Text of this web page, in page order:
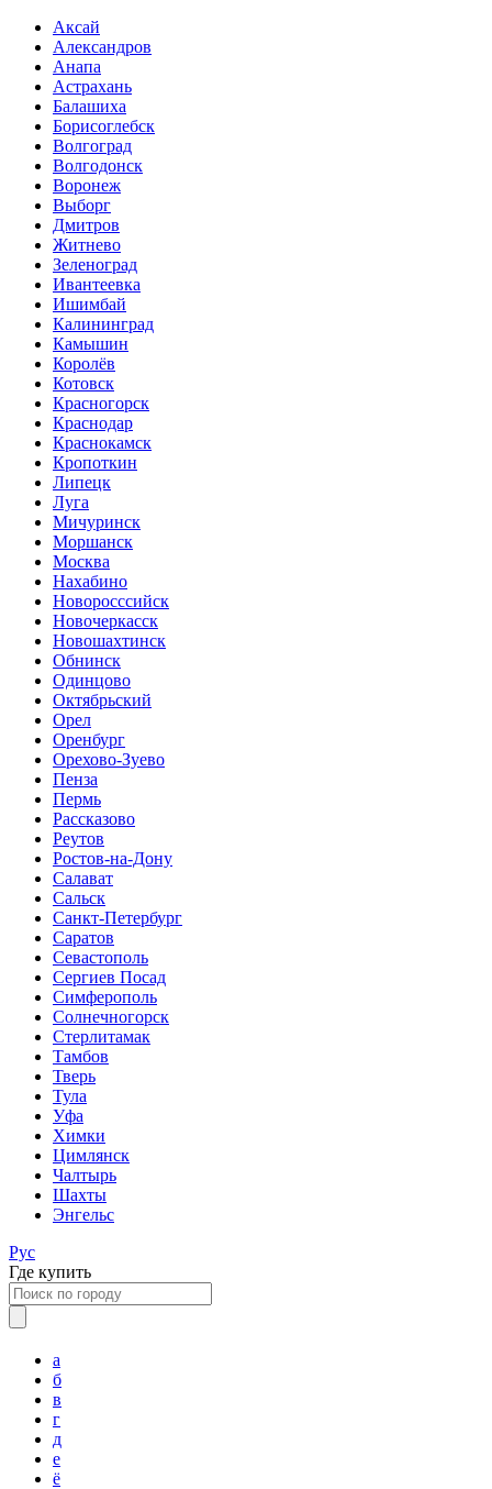
Аксай
Александров
Анапа
Астрахань
Балашиха
Борисоглебск
Волгоград
Волгодонск
Воронеж
Выборг
Дмитров
Житнево
Зеленоград
Ивантеевка
Ишимбай
Калининград
Камышин
Королёв
Котовск
Красногорск
Краснодар
Краснокамск
Кропоткин
Липецк
Луга
Мичуринск
Моршанск
Москва
Нахабино
Новоросссийск
Новочеркасск
Новошахтинск
Обнинск
Одинцово
Октябрьский
Орел
Оренбург
Орехово-Зуево
Пенза
Пермь
Рассказово
Реутов
Ростов-на-Дону
Салават
Сальск
Санкт-Петербург
Саратов
Севастополь
Сергиев Посад
Симферополь
Солнечногорск
Стерлитамак
Тамбов
Тверь
Тула
Уфа
Химки
Цимлянск
Чалтырь
Шахты
Энгельс
Рус
Где купить
а
б
в
г
д
е
ё